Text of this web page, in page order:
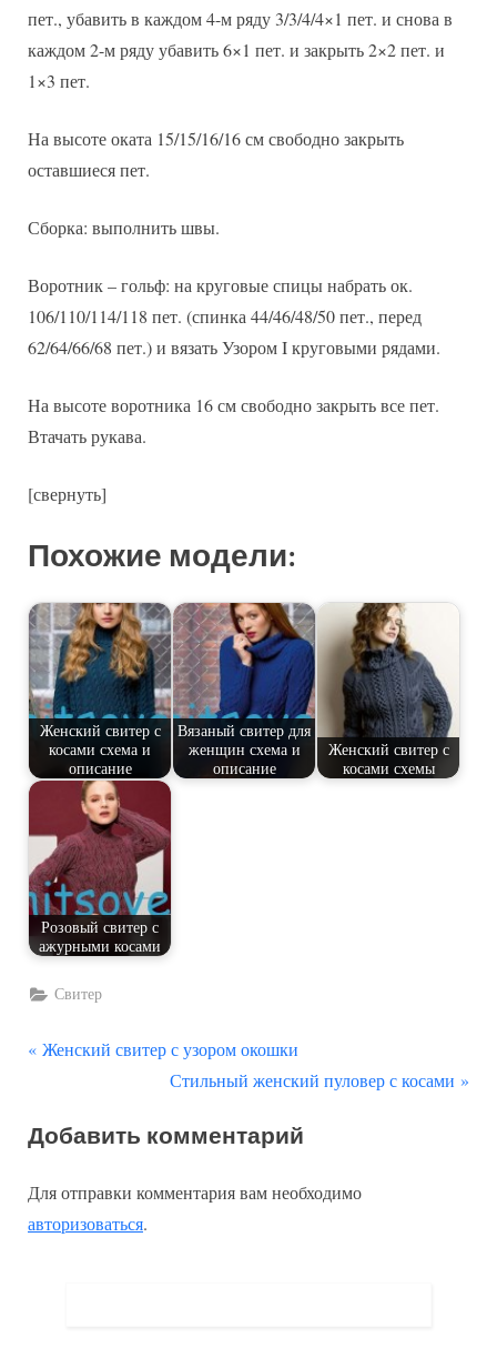
пет., убавить в каждом 4-м ряду 3/3/4/4×1 пет. и снова в
каждом 2-м ряду убавить 6×1 пет. и закрыть 2×2 пет. и
1×3 пет.
На высоте оката 15/15/16/16 см свободно закрыть
оставшиеся пет.
Сборка: выполнить швы.
Воротник – гольф: на круговые спицы набрать ок.
106/110/114/118 пет. (спинка 44/46/48/50 пет., перед
62/64/66/68 пет.) и вязать Узором I круговыми рядами.
На высоте воротника 16 см свободно закрыть все пет.
Втачать рукава.
[свернуть]
Похожие модели:
Женский свитер с
косами схема и
описание
Вязаный свитер для
женщин схема и
описание
Женский свитер с
косами схемы
Розовый свитер с
ажурными косами
Свитер
Навигация
записям
П
д
д
у
Женский свитер с узором окошки
С
е
у
Стильный женский пуловер с косами
Добавить комментарий
Для отправки комментария вам необходимо
авторизоваться.